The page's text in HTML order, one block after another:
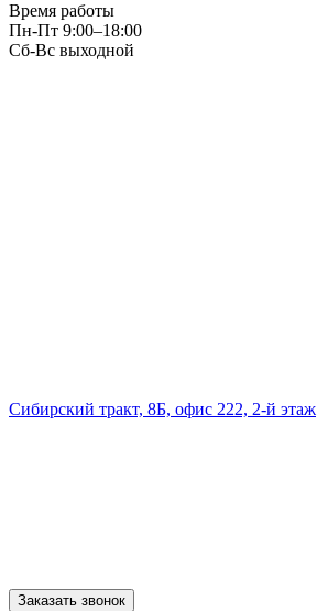
Время работы
Пн-Пт 9:00–18:00
Сб-Вс выходной
Сибирский тракт, 8Б, офис 222, 2-й этаж
Заказать звонок